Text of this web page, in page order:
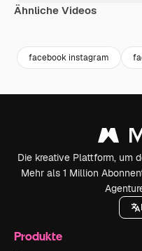
Ähnliche Videos
facebook instagram
Die kreative Plattform, um
Mehr als 1 Million
Produkte